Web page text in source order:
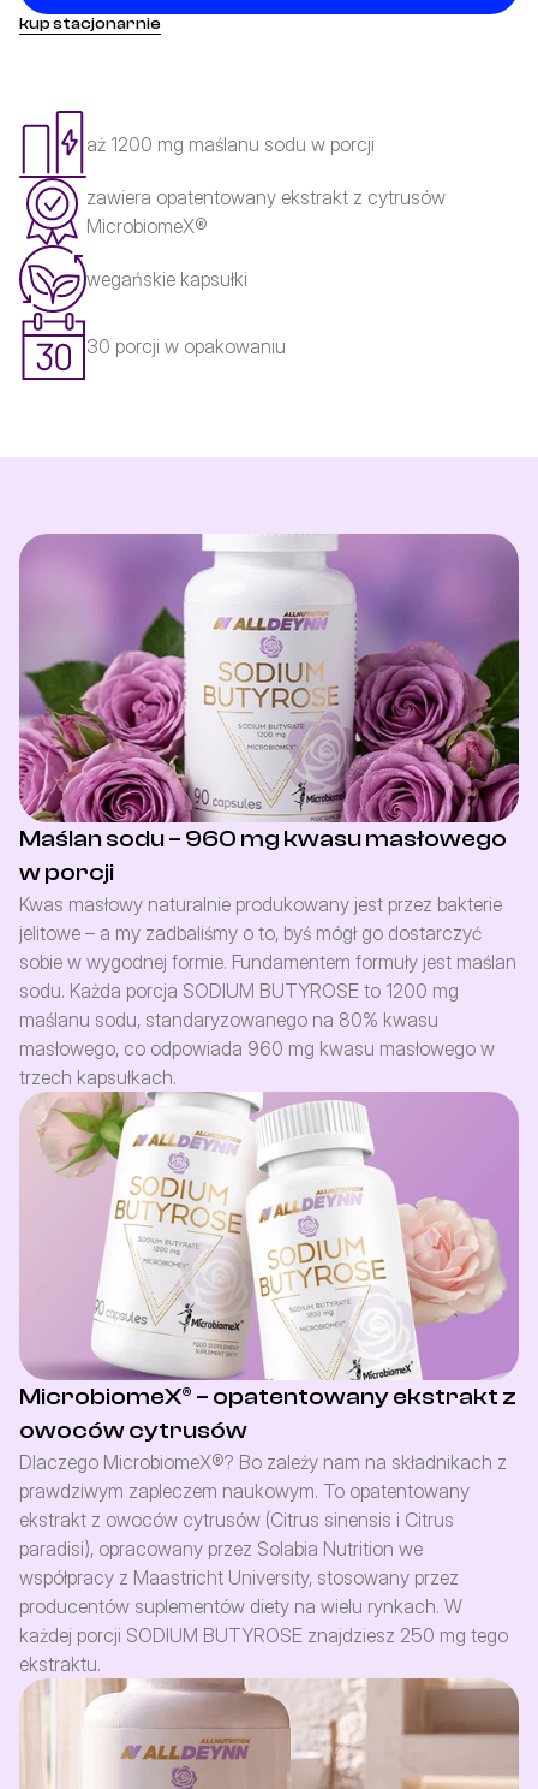
kup stacjonarnie
aż 1200 mg maślanu sodu w porcji
zawiera opatentowany ekstrakt z cytrusów
MicrobiomeX®
wegańskie kapsułki
30 porcji w opakowaniu
Maślan sodu – 960 mg kwasu masłowego
w porcji
Kwas masłowy naturalnie produkowany jest przez bakterie
jelitowe – a my zadbaliśmy o to, byś mógł go dostarczyć
sobie w wygodnej formie. Fundamentem formuły jest maślan
sodu. Każda porcja SODIUM BUTYROSE to 1200 mg
maślanu sodu, standaryzowanego na 80% kwasu
masłowego, co odpowiada 960 mg kwasu masłowego w
trzech kapsułkach.
MicrobiomeX® – opatentowany ekstrakt z
owoców cytrusów
Dlaczego MicrobiomeX®? Bo zależy nam na składnikach z
prawdziwym zapleczem naukowym. To opatentowany
ekstrakt z owoców cytrusów (Citrus sinensis i Citrus
paradisi), opracowany przez Solabia Nutrition we
współpracy z Maastricht University, stosowany przez
producentów suplementów diety na wielu rynkach. W
każdej porcji SODIUM BUTYROSE znajdziesz 250 mg tego
ekstraktu.